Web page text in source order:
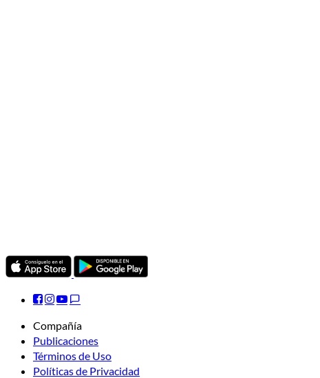
Compañía
Publicaciones
Términos de Uso
Políticas de Privacidad